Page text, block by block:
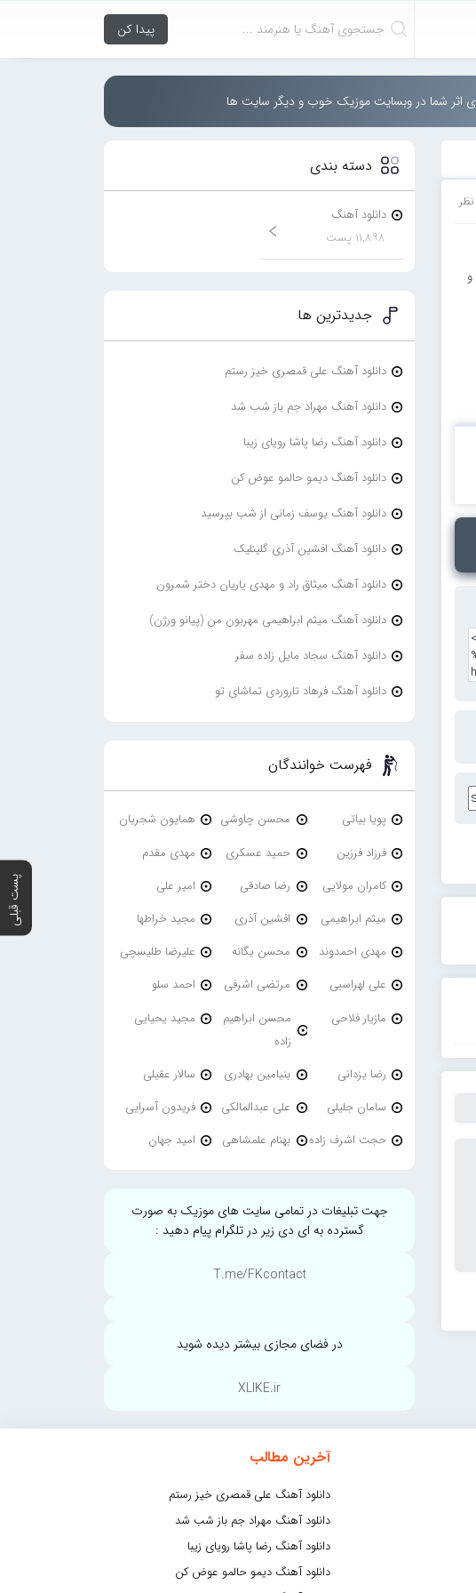
شما در وبسایت موزیک خوب و دیگر سایت ها
و
پست قبلی
دسته بندی
دانلود آهنگ
۱۱,۸۹۸ پست
جدیدترین ها
دانلود آهنگ علی قمصری خیز رستم
دانلود آهنگ مهراد جم باز شب شد
دانلود آهنگ رضا پاشا رویای زیبا
دانلود آهنگ دیمو حالمو عوض کن
دانلود آهنگ یوسف زمانی از شب بپرسید
دانلود آهنگ افشین آذری گلینلیک
دانلود آهنگ میثاق راد و مهدی یاریان دختر شمرون
دانلود آهنگ میثم ابراهیمی مهربون من (پیانو ورژن)
دانلود آهنگ سجاد مایل زاده سفر
دانلود آهنگ فرهاد تاروردی تماشای تو
فهرست خوانندگان
پویا بیاتی محسن چاوشی
همایون شجریان
فرزاد فرزین
حمید عسکری
مهدی مقدم
کامران مولایی
رضا صادقی
امیر علی
میثم ابراهیمی
افشین آذری
مجید خراطها
مهدی احمدوند
محسن یگانه
علیرضا طلیسچی
علی لهراسبی
مرتضی اشرفی
احمد سلو
مازیار فلاحی
محسن ابراهیم
زاده
مجید یحیایی
رضا یزدانی بنیامین بهادری
سالار عقیلی
سامان جلیلی
علی عبدالمالکی
فریدون آسرایی
حجت اشرف زاده
بهنام علمشاهی امید جهان
جهت تبلیغات در تمامی سایت های موزیک به صورت
گسترده به ای دی زیر در تلگرام پیام دهید :
T.me/FKcontact
در فضای مجازی بیشتر دیده شوید
XLIKE.ir
آخرین مطالب
دانلود آهنگ علی قمصری خیز رستم
دانلود آهنگ مهراد جم باز شب شد
دانلود آهنگ رضا پاشا رویای زیبا
دانلود آهنگ دیمو حالمو عوض کن